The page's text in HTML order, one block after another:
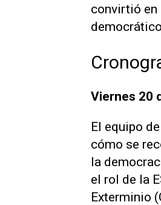
convirtió en
Viernes 20
El equipo
cómo se
la
el rol de la
Exterminio